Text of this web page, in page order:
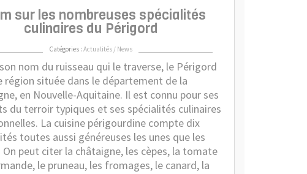
sur les nombreuses spécialités
culinaires du Périgord
Catégories :Actualités / News
nom du ruisseau qui le traverse, le Périgord
région située dans le département de la
en Nouvelle-Aquitaine. Il est connu pour ses
du terroir typiques et ses spécialités culinaires
La cuisine périgourdine compte dix
toutes aussi généreuses les unes que les
On peut citer la châtaigne, les cèpes, la tomate
le pruneau, les fromages, le canard, la